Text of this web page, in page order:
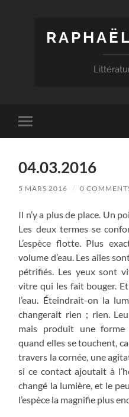
Toggle
mobile
04.03.2016
5 MARS 2016 / 0
Il n’y a plus de place. Un
Les deux termes se
L’espèce flotte. Plus
volume d’eau. Les ailes
pétrifiés. Les yeux sont
vitre qui les fait bouger.
l’eau. Éteindrait-on la
changerait rien ; rien.
mais produit une forme
quand elles se touchent,
travers la cornée, une
si ce contact ajoutait à
changé la lumière, et le
l’espèce la magnifie plus